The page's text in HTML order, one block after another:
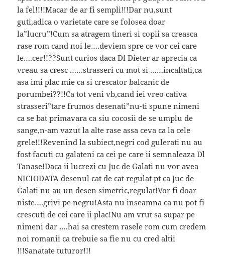
la fel!!!!Macar de ar fi sempli!!!Dar nu,sunt
guti,adica o varietate care se folosea doar
la”lucru”!Cum sa atragem tineri si copii sa creasca
rase rom cand noi le….deviem spre ce vor cei care
le….cer!!??Sunt curios daca Dl Dieter ar aprecia ca
vreau sa cresc ……strasseri cu mot si ……incaltati,ca
asa imi plac mie ca si crescator balcanic de
porumbei??!!Ca tot veni vb,cand iei vreo cativa
strasseri”tare frumos desenati”nu-ti spune nimeni
ca se bat primavara ca siu cocosii de se umplu de
sange,n-am vazut la alte rase assa ceva ca la cele
grele!!!Revenind la subiect,negri cod gulerati nu au
fost facuti cu galateni ca cei pe care ii semnaleaza Dl
Tanase!Daca ii lucrezi cu Juc de Galati nu vor avea
NICIODATA desenul cat de cat regulat pt ca Juc de
Galati nu au un desen simetric,regulat!Vor fi doar
niste….grivi pe negru!Asta nu inseamna ca nu pot fi
crescuti de cei care ii plac!Nu am vrut sa supar pe
nimeni dar ….hai sa crestem rasele rom cum credem
noi romanii ca trebuie sa fie nu cu cred altii
!!!Sanatate tuturor!!!